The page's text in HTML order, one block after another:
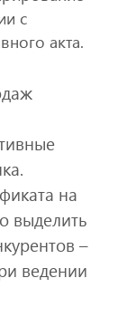
с
акта.
на
выделить
–
ведении